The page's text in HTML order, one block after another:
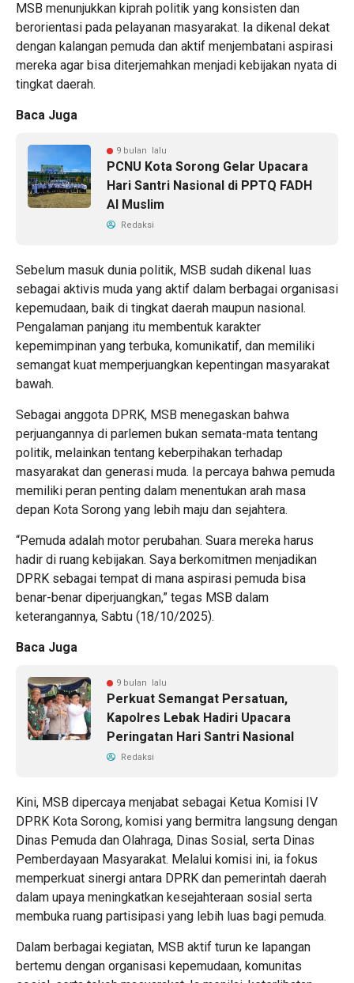
MSB menunjukkan kiprah politik yang konsisten dan
berorientasi pada pelayanan masyarakat. Ia dikenal dekat
dengan kalangan pemuda dan aktif menjembatani aspirasi
mereka agar bisa diterjemahkan menjadi kebijakan nyata di
tingkat daerah.
Baca Juga
9 bulan lalu
PCNU Kota Sorong Gelar Upacara
Hari Santri Nasional di PPTQ FADH
Al Muslim
Redaksi
Sebelum masuk dunia politik, MSB sudah dikenal luas
sebagai aktivis muda yang aktif dalam berbagai organisasi
kepemudaan, baik di tingkat daerah maupun nasional.
Pengalaman panjang itu membentuk karakter
kepemimpinan yang terbuka, komunikatif, dan memiliki
semangat kuat memperjuangkan kepentingan masyarakat
bawah.
Sebagai anggota DPRK, MSB menegaskan bahwa
perjuangannya di parlemen bukan semata-mata tentang
politik, melainkan tentang keberpihakan terhadap
masyarakat dan generasi muda. Ia percaya bahwa pemuda
memiliki peran penting dalam menentukan arah masa
depan Kota Sorong yang lebih maju dan sejahtera.
“Pemuda adalah motor perubahan. Suara mereka harus
hadir di ruang kebijakan. Saya berkomitmen menjadikan
DPRK sebagai tempat di mana aspirasi pemuda bisa
benar-benar diperjuangkan,” tegas MSB dalam
keterangannya, Sabtu (18/10/2025).
Baca Juga
9 bulan lalu
Perkuat Semangat Persatuan,
Kapolres Lebak Hadiri Upacara
Peringatan Hari Santri Nasional
Redaksi
Kini, MSB dipercaya menjabat sebagai Ketua Komisi IV
DPRK Kota Sorong, komisi yang bermitra langsung dengan
Dinas Pemuda dan Olahraga, Dinas Sosial, serta Dinas
Pemberdayaan Masyarakat. Melalui komisi ini, ia fokus
memperkuat sinergi antara DPRK dan pemerintah daerah
dalam upaya meningkatkan kesejahteraan sosial serta
membuka ruang partisipasi yang lebih luas bagi pemuda.
Dalam berbagai kegiatan, MSB aktif turun ke lapangan
bertemu dengan organisasi kepemudaan, komunitas